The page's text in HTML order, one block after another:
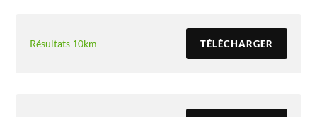
Résultats 10km TÉLÉCHARGER